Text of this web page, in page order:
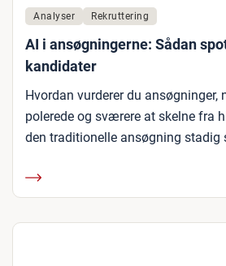
Analyser Rekruttering
AI i ansøgningerne: Sådan
kandidater
Hvordan vurderer du ansøgninger,
polerede og sværere at skelne fra
den traditionelle ansøgning